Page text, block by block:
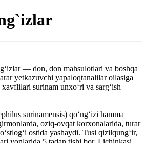
— don, don mahsulotlari va boshqa
yetkazuvchi yapaloqtanalilar oilasiga
xavflilari surinam unxoʻri va sargʻish
surinamensis) qoʻngʻizi hamma
oziq-ovqat korxonalarida, turar
ostida yashaydi. Tusi qizilqungʻir,